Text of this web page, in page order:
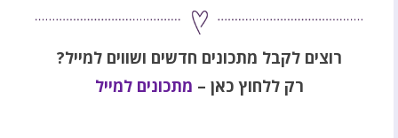
רוצים לקבל מתכונים חדשים ושווים למייל?
רק ללחוץ כאן – מתכונים למייל